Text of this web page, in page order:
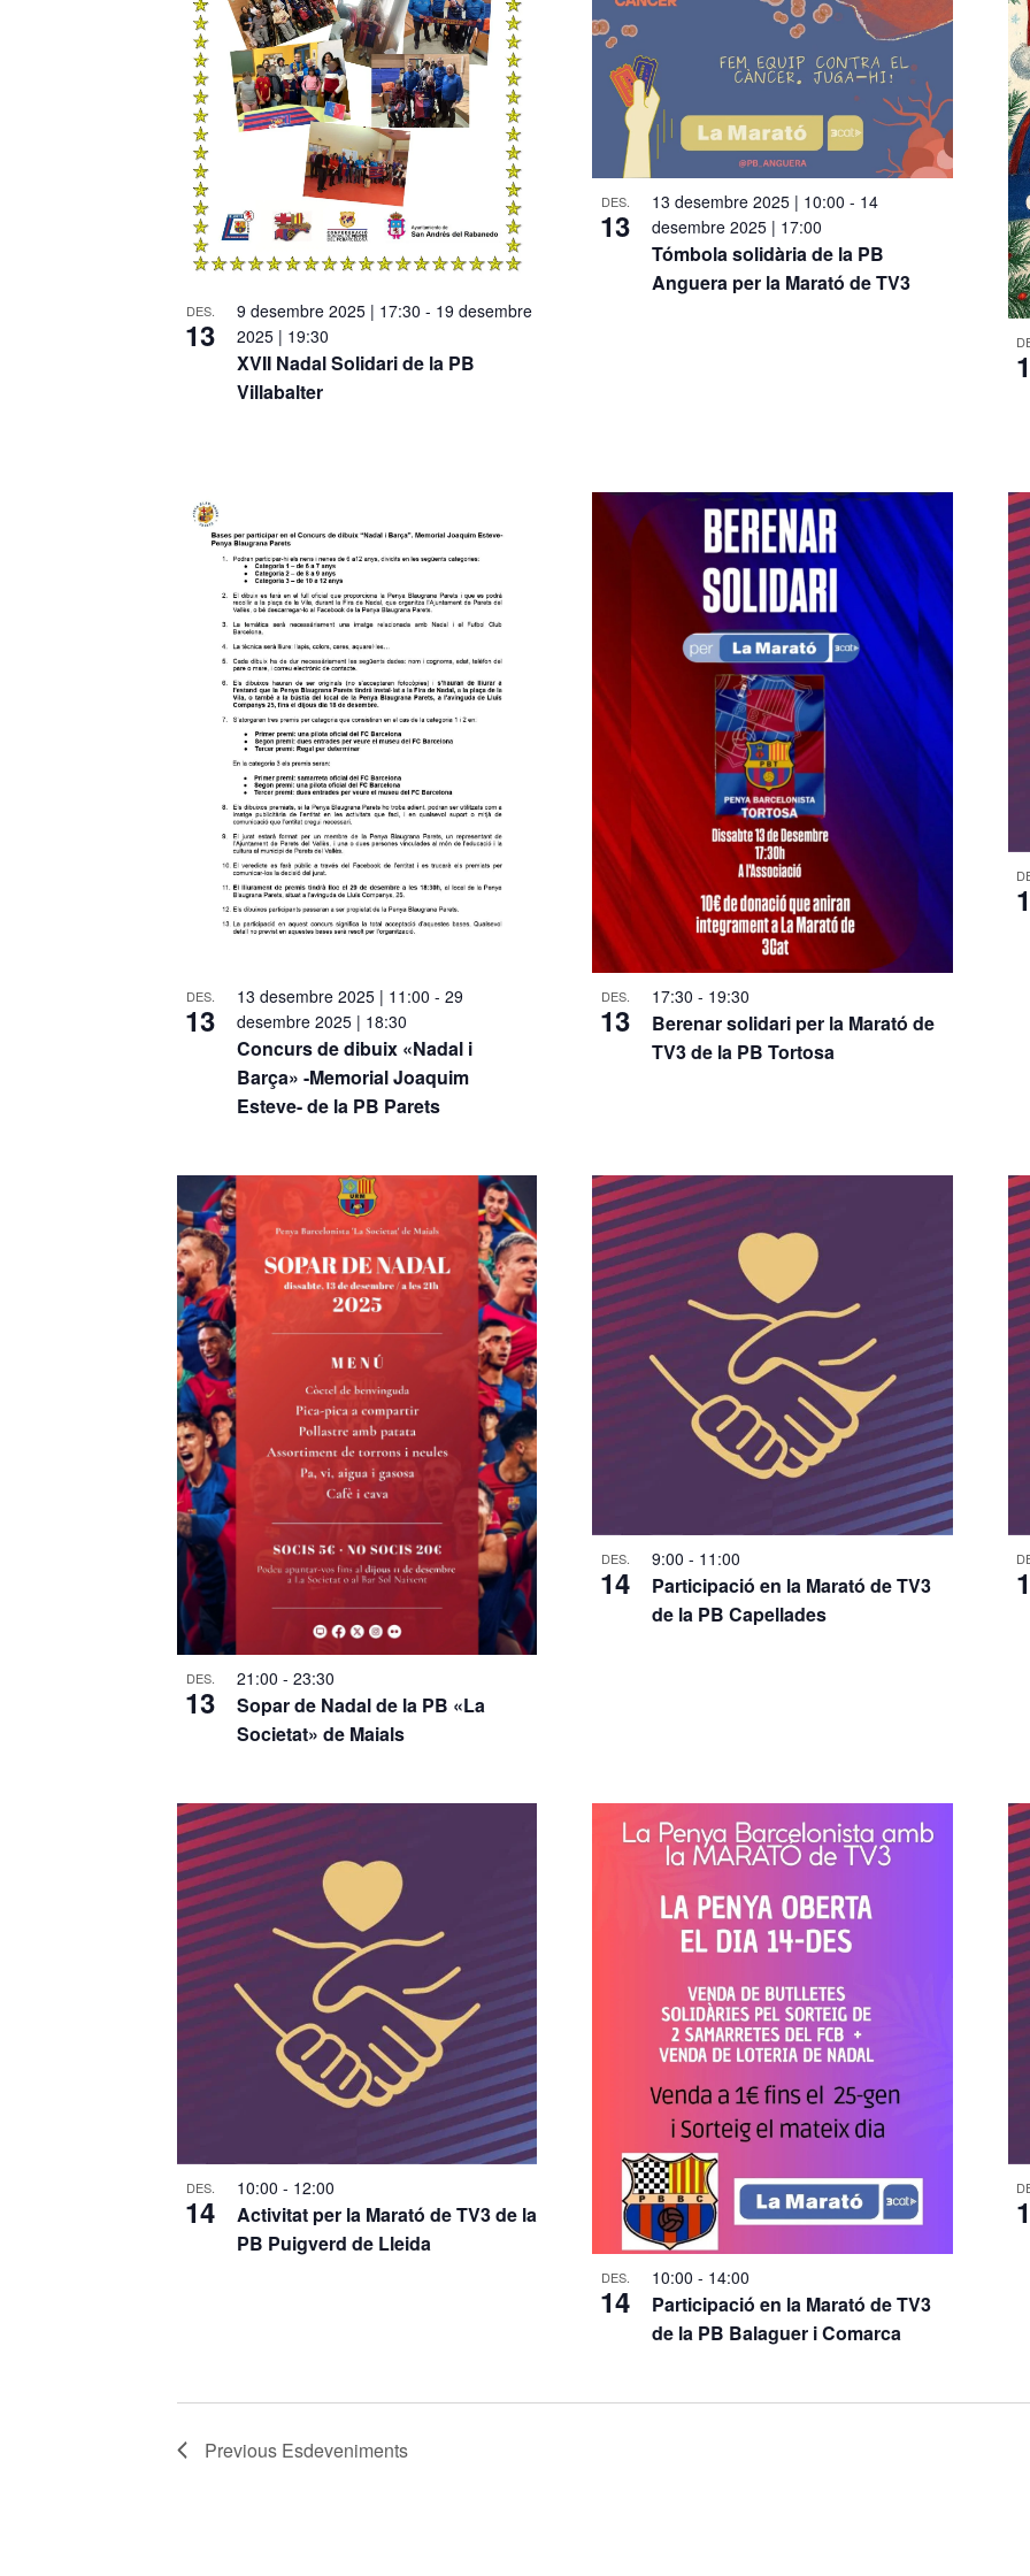
e
.
e
v
e
n
s
h
DES.
13
XVII Nadal Solidari de la PB
Villabalter
9 desembre 2025 | 17:30 - 19 desembre
2025 | 19:30
DES.
13
Tómbola solidària de la PB
Anguera per la Marató de TV3
13 desembre 2025 | 10:00 - 14
desembre 2025 | 17:00
DES.
13
Concurs de dibuix «Nadal i
Barça» -Memorial Joaquim
Esteve- de la PB Parets
13 desembre 2025 | 11:00 - 29
desembre 2025 | 18:30
DES.
13
Berenar solidari per la Marató de
TV3 de la PB Tortosa
17:30- 19:30
DES.
13
Sopar de Nadal de la PB «La
Societat» de Maials
21:00 - 23:30
DES.
14
Participació en la Marató de TV3
de la PB Capellades
9:00- 11:00
DES.
14
Activitat per la Marató de TV3 de la
PB Puigverd de Lleida
10:00 - 12:00
DES.
14
Participació en la Marató de TV3
de la PB Balaguer i Comarca
10:00- 14:00
Previous Esdeveniments